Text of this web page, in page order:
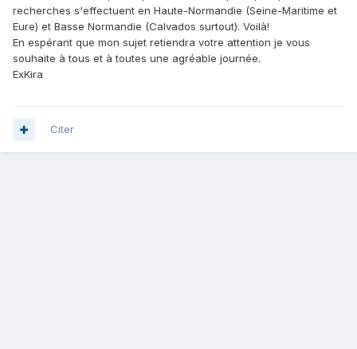
recherches s'effectuent en Haute-Normandie (Seine-Maritime et
Eure) et Basse Normandie (Calvados surtout). Voilà!
En espérant que mon sujet retiendra votre attention je vous
souhaite à tous et à toutes une agréable journée.
ExKira
Citer